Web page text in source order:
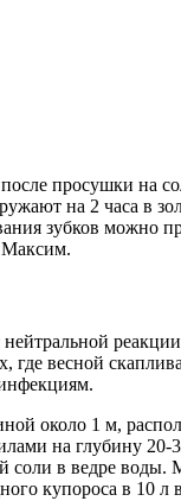
просушки
на 2 часа в
зубков можно
Максим.
весной
около 1 м,
на глубину
в ведре
купороса в 10